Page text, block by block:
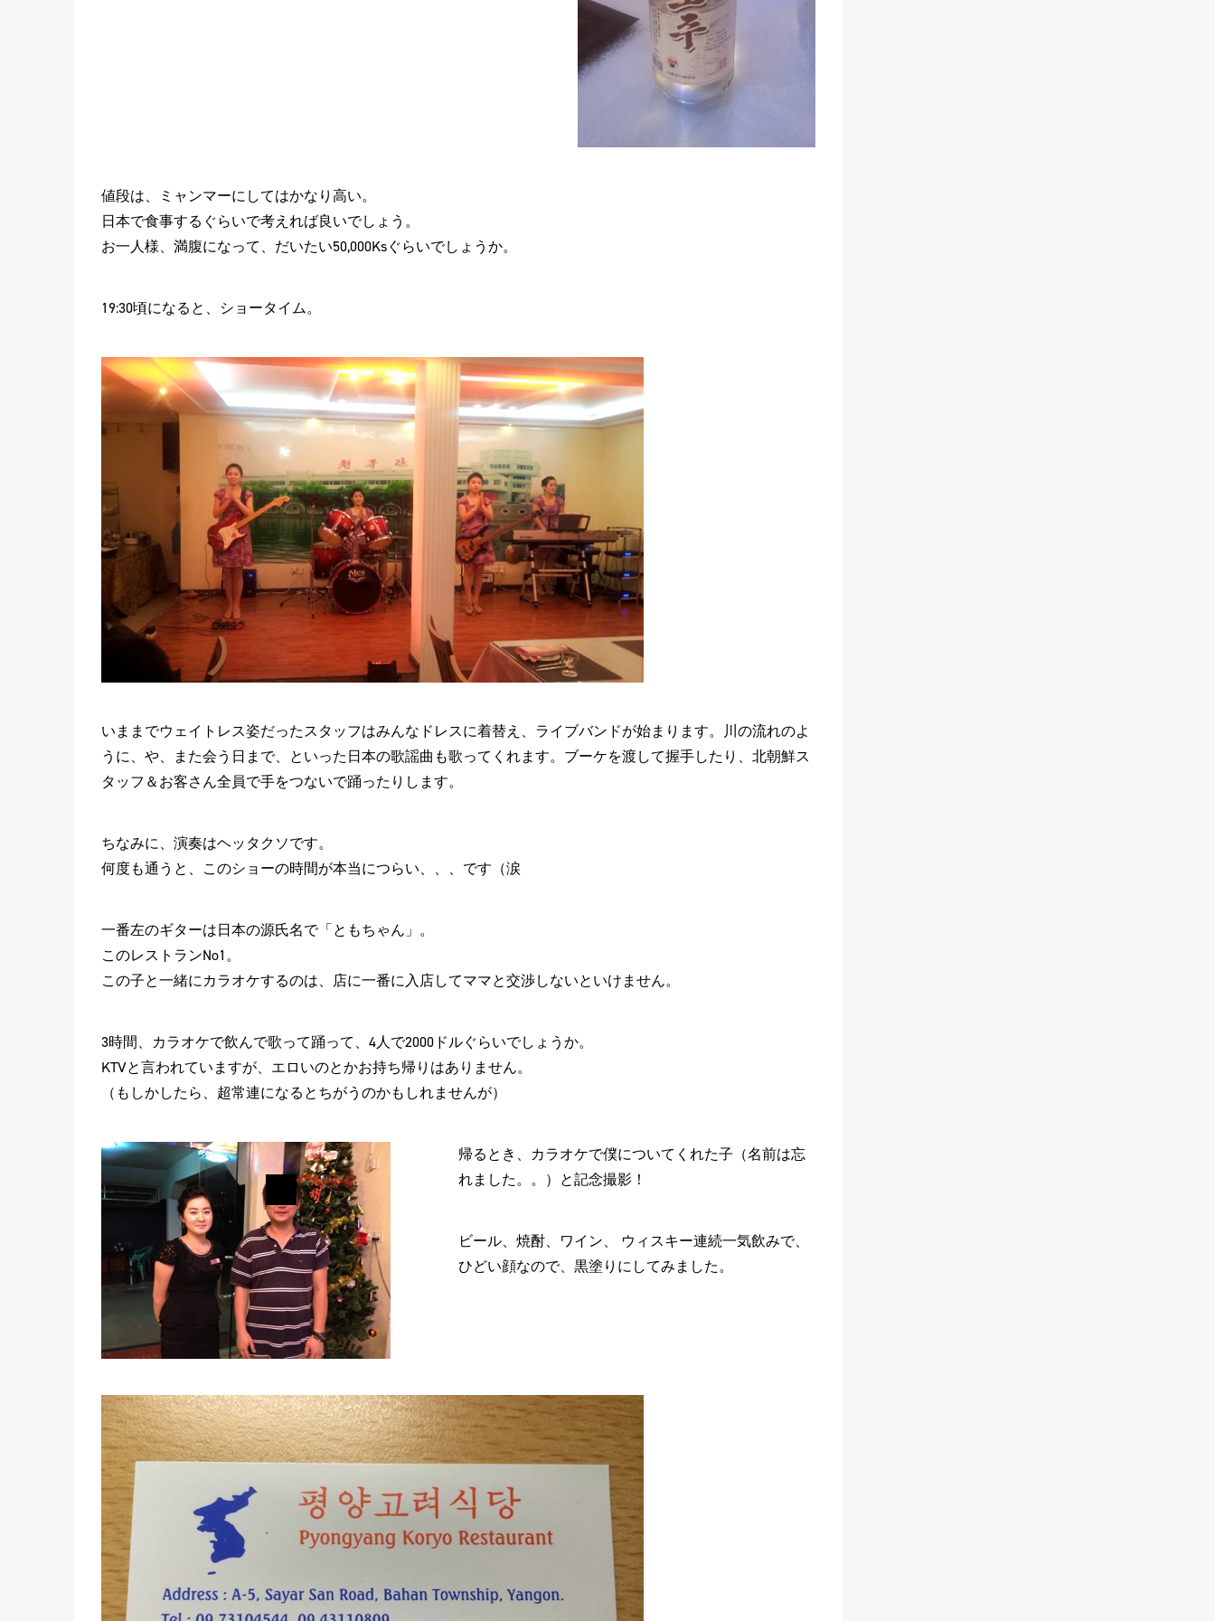
値段は、ミャンマーにしてはかなり高い。
日本で食事するぐらいで考えれば良いでしょう。
お一人様、満腹になって、だいたい50,000Ksぐらいでしょうか。
19:30頃になると、ショータイム。
いままでウェイトレス姿だったスタッフはみんなドレスに着替え、ライブバンドが始まります。川の流れのよ
うに、や、また会う日まで、といった日本の歌謡曲も歌ってくれます。ブーケを渡して握手したり、北朝鮮ス
タッフ＆お客さん全員で手をつないで踊ったりします。
ちなみに、演奏はヘッタクソです。
何度も通うと、このショーの時間が本当につらい、、、です（涙
一番左のギターは日本の源氏名で「ともちゃん」。
このレストランNo1。
この子と一緒にカラオケするのは、店に一番に入店してママと交渉しないといけません。
3時間、カラオケで飲んで歌って踊って、4人で2000ドルぐらいでしょうか。
KTVと言われていますが、エロいのとかお持ち帰りはありません。
（もしかしたら、超常連になるとちがうのかもしれませんが）
帰るとき、カラオケで僕についてくれた子（名前は忘
れました。。）と記念撮影！
ビール、焼酎、ワイン、 ウィスキー連続一気飲みで、
ひどい顔なので、黒塗りにしてみました。